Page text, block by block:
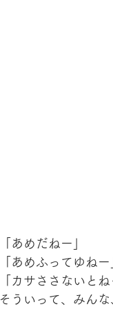
「あめだねー」
「あめふってゆねー
「カサささないとね
そういって、みん